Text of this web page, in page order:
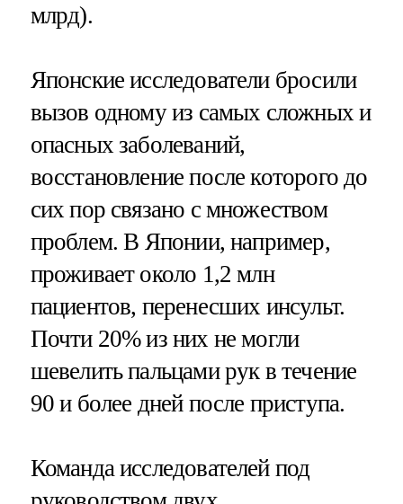
млрд).
Японские исследователи бросили
вызов одному из самых сложных и
опасных заболеваний,
восстановление после которого до
сих пор связано с множеством
проблем. В Японии, например,
проживает около 1,2 млн
пациентов, перенесших инсульт.
Почти 20% из них не могли
шевелить пальцами рук в течение
90 и более дней после приступа.
Команда исследователей под